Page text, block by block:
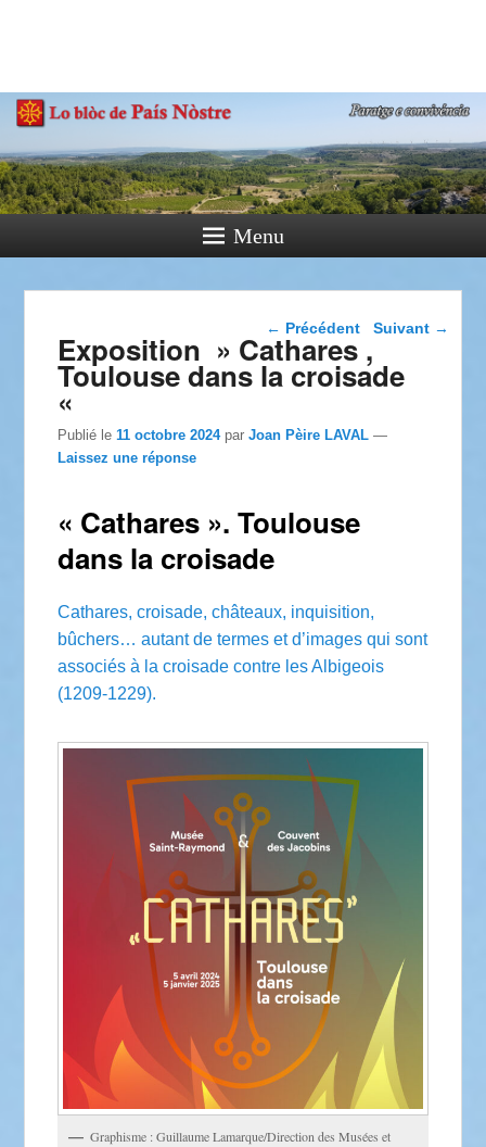
Paratge e Convivència
Menu
Navigation dans les
← Précédent Suivant →
Exposition » Cathares ,
Toulouse dans la croisade
«
Publié le11 octobre 2024 parJoan Pèire LAVAL —
Laissez une réponse
« Cathares ». Toulouse
dans la croisade
Cathares, croisade, châteaux, inquisition,
bûchers… autant de termes et d’images qui sont
associés à la croisade contre les Albigeois
(1209-1229).
Graphisme : Guillaume Lamarque/Direction des Musées et